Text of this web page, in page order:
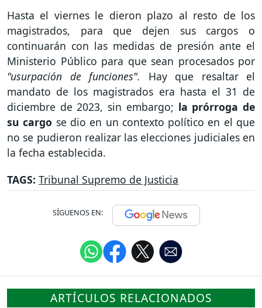
Hasta el viernes le dieron plazo al resto de los
magistrados, para que dejen sus cargos o
continuarán con las medidas de presión ante el
Ministerio Público para que sean procesados por
"usurpación de funciones". Hay que resaltar el
mandato de los magistrados era hasta el 31 de
diciembre de 2023, sin embargo; la prórroga de
su cargo se dio en un contexto político en el que
no se pudieron realizar las elecciones judiciales en
la fecha establecida.
TAGS: Tribunal Supremo de Justicia
SÍGUENOS EN:
ARTÍCULOS RELACIONADOS